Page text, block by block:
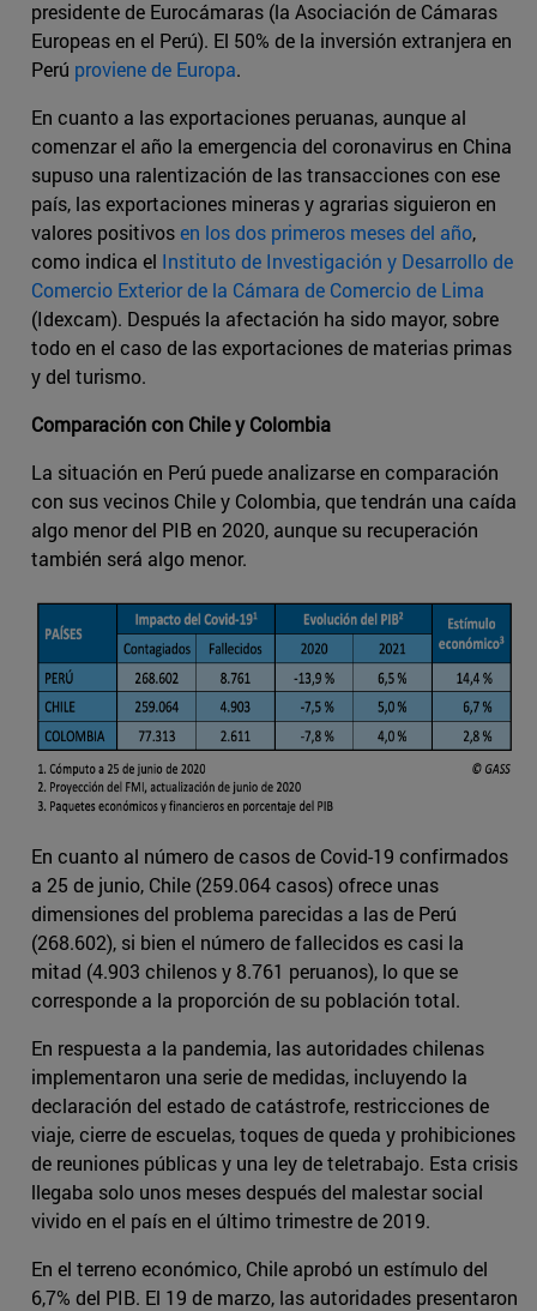
presidente de Eurocámaras (la Asociación de Cámaras
Europeas en el Perú). El 50% de la inversión extranjera en
Perú proviene de Europa.
En cuanto a las exportaciones peruanas, aunque al
comenzar el año la emergencia del coronavirus en China
supuso una ralentización de las transacciones con ese
país, las exportaciones mineras y agrarias siguieron en
valores positivosen los dos primeros meses del año,
como indica el Instituto de Investigación y Desarrollo de
Comercio Exterior de la Cámara de Comercio de Lima
(Idexcam). Después la afectación ha sido mayor, sobre
todo en el caso de las exportaciones de materias primas
y del turismo.
Comparación con Chile y Colombia
La situación en Perú puede analizarse en comparación
con sus vecinos Chile y Colombia, que tendrán una caída
algo menor del PIB en 2020, aunque su recuperación
también será algo menor.
En cuanto al número de casos de Covid-19 confirmados
a 25 de junio, Chile (259.064 casos) ofrece unas
dimensiones del problema parecidas a las de Perú
(268.602), si bien el número de fallecidos es casi la
mitad (4.903 chilenos y 8.761 peruanos), lo que se
corresponde a la proporción de su población total.
En respuesta a la pandemia, las autoridades chilenas
implementaron una serie de medidas, incluyendo la
declaración del estado de catástrofe, restricciones de
viaje, cierre de escuelas, toques de queda y prohibiciones
de reuniones públicas y una ley de teletrabajo. Esta crisis
llegaba solo unos meses después del malestar social
vivido en el país en el último trimestre de 2019.
En el terreno económico, Chile aprobó un estímulo del
6,7% del PIB. El 19 de marzo, las autoridades presentaron